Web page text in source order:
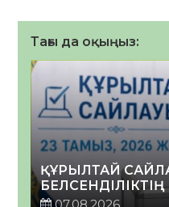
Тағы да оқыңыз:
ҚҰРЫЛТАЙ
БЕЛСЕНДІЛІКТІҢ
07.08.2026